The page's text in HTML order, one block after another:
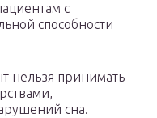
с
способности
нельзя принимать
сна.